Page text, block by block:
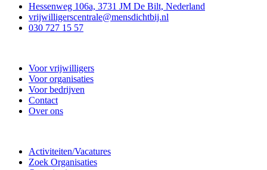
Hessenweg 106a, 3731 JM De Bilt, Nederland
vrijwilligerscentrale@mensdichtbij.nl
030 727 15 57
Voor vrijwilligers
Voor organisaties
Voor bedrijven
Contact
Over ons
Activiteiten/Vacatures
Zoek Organisaties